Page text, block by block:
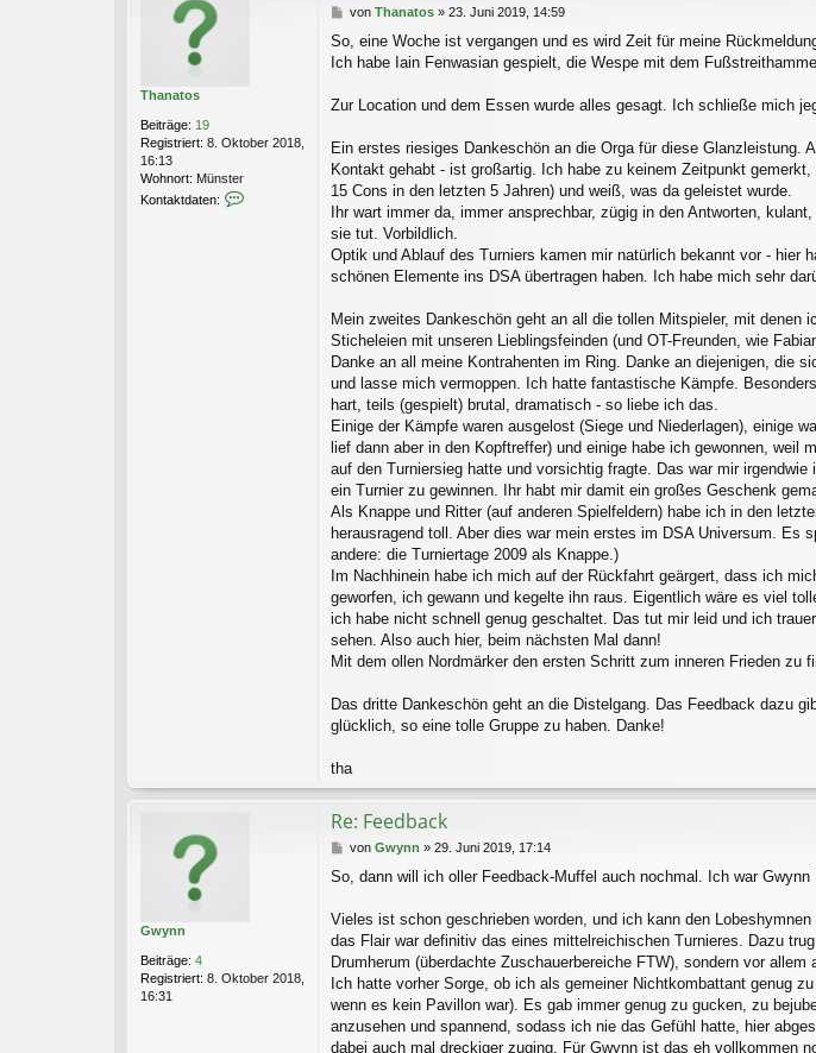
Thanatos
Beiträge: 19
Registriert: 8. Oktober 2018,
16:13
Wohnort: Münster
Kontaktdaten:
B
i
t
a
von Thanatos» 23. Juni 2019, 14:59
So, eine Woche ist vergangen und es wird Zeit für meine
Ich habe Iain Fenwasian gespielt, die Wespe mit dem
Zur Location und dem Essen wurde alles gesagt. Ich schließe mich
Ein erstes riesiges Dankeschön an die Orga für diese
Kontakt gehabt - ist großartig. Ich habe zu keinem Zeitpunkt
15 Cons in den letzten 5 Jahren) und weiß, was da geleistet wurde.
Ihr wart immer da, immer ansprechbar, zügig in den Antworten,
sie tut. Vorbildlich.
Optik und Ablauf des Turniers kamen mir natürlich bekannt vor - hier
schönen Elemente ins DSA übertragen haben. Ich habe mich sehr
Mein zweites Dankeschön geht an all die tollen Mitspieler, mit
Sticheleien mit unseren Lieblingsfeinden (und OT-Freunden, wie
Danke an all meine Kontrahenten im Ring. Danke an diejenigen, die
und lasse mich vermoppen. Ich hatte fantastische Kämpfe.
hart, teils (gespielt) brutal, dramatisch - so liebe ich das.
Einige der Kämpfe waren ausgelost (Siege und Niederlagen), einige
lief dann aber in den Kopftreffer) und einige habe ich gewonnen,
auf den Turniersieg hatte und vorsichtig fragte. Das war mir
ein Turnier zu gewinnen. Ihr habt mir damit ein großes Geschenk
Als Knappe und Ritter (auf anderen Spielfeldern) habe ich in den
herausragend toll. Aber dies war mein erstes im DSA Universum.
andere: die Turniertage 2009 als Knappe.)
Im Nachhinein habe ich mich auf der Rückfahrt geärgert, dass ich
geworfen, ich gewann und kegelte ihn raus. Eigentlich wäre es viel
ich habe nicht schnell genug geschaltet. Das tut mir leid und ich
sehen. Also auch hier, beim nächsten Mal dann!
Mit dem ollen Nordmärker den ersten Schritt zum inneren Frieden zu
Das dritte Dankeschön geht an die Distelgang. Das Feedback dazu
glücklich, so eine tolle Gruppe zu haben. Danke!
tha
Gwynn
Beiträge: 4
Registriert: 8. Oktober 2018,
16:31
Re: Feedback
B
i
r
a
von Gwynn » 29. Juni 2019, 17:14
So, dann will ich oller Feedback-Muffel auch nochmal. Ich war
Vieles ist schon geschrieben worden, und ich kann den
das Flair war definitiv das eines mittelreichischen Turnieres. Dazu
Drumherum (überdachte Zuschauerbereiche FTW), sondern vor
Ich hatte vorher Sorge, ob ich als gemeiner Nichtkombattant genug
wenn es kein Pavillon war). Es gab immer genug zu gucken, zu
anzusehen und spannend, sodass ich nie das Gefühl hatte, hier
dabei auch mal dreckiger zuging. Für Gwynn ist das eh vollkommen